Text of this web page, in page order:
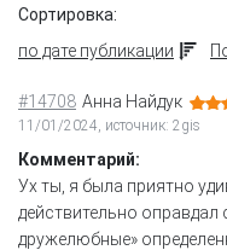
Сортировка:
по дате публикации
#14708 Анна Найдук
11/01/2024, источник: 2gis
Комментарий:
Ух ты, я была приятно
действительно
дружелюбные»